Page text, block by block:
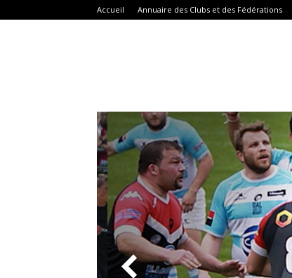
Accueil Annuaire des Clubs et des Fédérations